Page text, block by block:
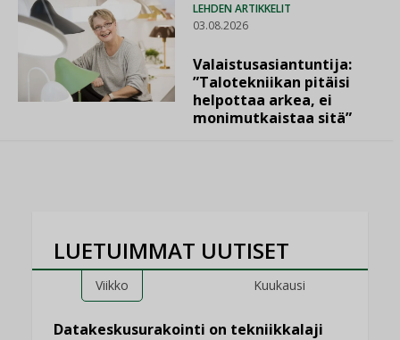
LEHDEN ARTIKKELIT
03.08.2026
Valaistusasiantuntija:
”Talotekniikan pitäisi
helpottaa arkea, ei
monimutkaistaa sitä”
LUETUIMMAT UUTISET
Viikko Kuukausi
Datakeskusurakointi on tekniikkalaji